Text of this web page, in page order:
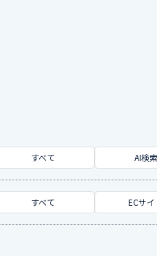
すべて AI検索
すべて ECサイ